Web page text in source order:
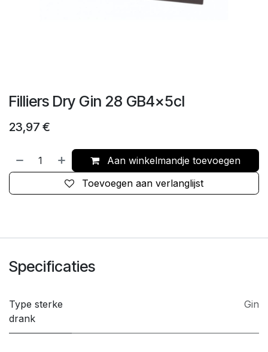
Filliers Dry Gin 28 GB4x5cl
23,97 €
Aan winkelmandje toevoegen
Toevoegen aan verlanglijst
Specificaties
Type sterke
drank
Gin